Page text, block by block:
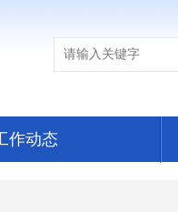
作动态